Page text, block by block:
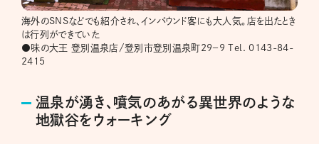
海外のSNSなどでも紹介され、インバウンド客にも大人気。店を出たとき
は行列ができていた
●味の大王 登別温泉店/登別市登別温泉町29−9 Tel. 0143-84-
2415
温泉が湧き、噴気のあがる異世界のような
地獄谷をウォーキング